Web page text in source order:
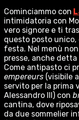
Cominciammo con
intimidatoria con
vero signore e ti
questo posto
festa. Nel menù
presse, anche detta
Come antipasto ci
empereurs (visibile
servito per la prima
Alessandro III) con
cantina, dove
da due sommelier